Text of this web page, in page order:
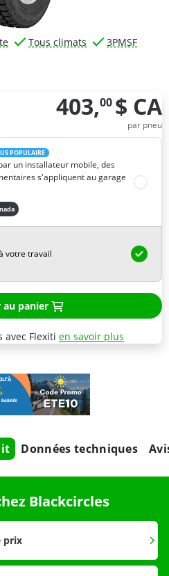
Tous climats
3PMSF
? 403,00 $ CA
par pneu
POPULAIRE
un installateur mobile, des
s'appliquent au garage
votre travail
panier
avec Flexiti en savoir plus
Données techniques
Blackcircles
prix